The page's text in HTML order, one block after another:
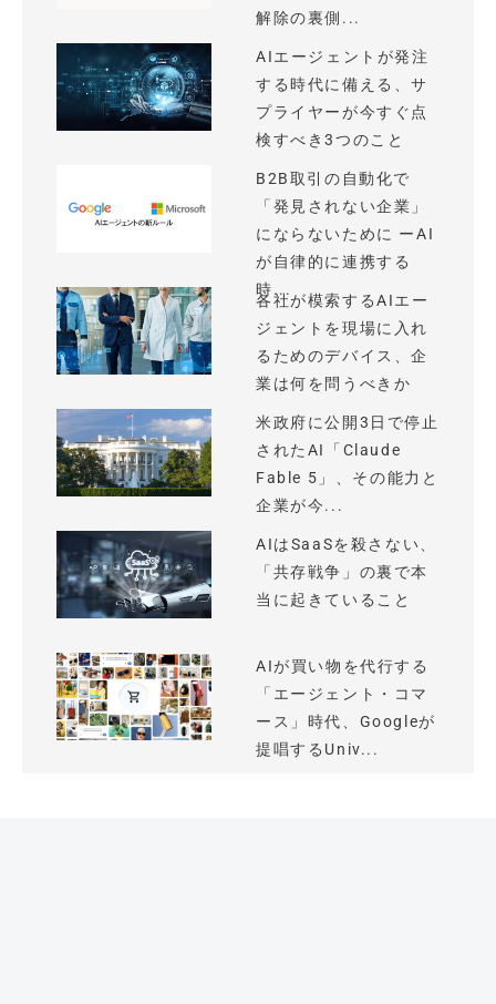
解除の裏側...
AIエージェントが発注
する時代に備える、サ
プライヤーが今すぐ点
検すべき3つのこと
B2B取引の自動化で
「発見されない企業」
にならないために ーAI
が自律的に連携する
時...
各社が模索するAIエー
ジェントを現場に入れ
るためのデバイス、企
業は何を問うべきか
米政府に公開3日で停止
されたAI「Claude
Fable 5」、その能力と
企業が今...
AIはSaaSを殺さない、
「共存戦争」の裏で本
当に起きていること
AIが買い物を代行する
「エージェント・コマ
ース」時代、Googleが
提唱するUniv...